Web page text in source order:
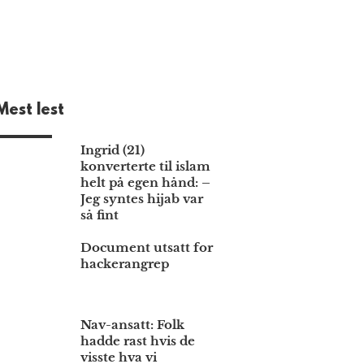
lest
Ingrid (21)
konverterte til islam
helt på egen hånd: –
Jeg syntes hijab var
så fint
Document utsatt for
hackerangrep
Nav-ansatt: Folk
hadde rast hvis de
visste hva vi